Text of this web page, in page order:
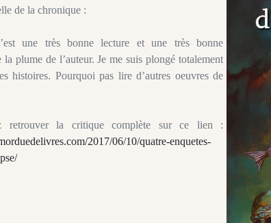
de la chronique :
une très bonne lecture et une très bonne
la plume de l’auteur. Je me suis plongé totalement
histoires. Pourquoi pas lire d’autres oeuvres de
retrouver la critique complète sur ce lien :
2017/06/10/quatre-enquetes-